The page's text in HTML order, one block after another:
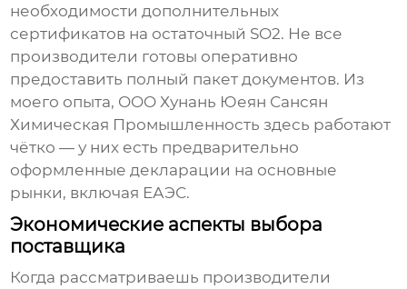
необходимости дополнительных
сертификатов на остаточный SO2. Не все
производители готовы оперативно
предоставить полный пакет документов. Из
моего опыта, OOO Хунань Юеян Сансян
Химическая Промышленность здесь работают
чётко — у них есть предварительно
оформленные декларации на основные
рынки, включая ЕАЭС.
Экономические аспекты выбора
поставщика
Когда рассматриваешь производители